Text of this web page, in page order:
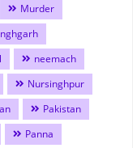
Murder
neemach
Nursinghpur
Pakistan
Panna